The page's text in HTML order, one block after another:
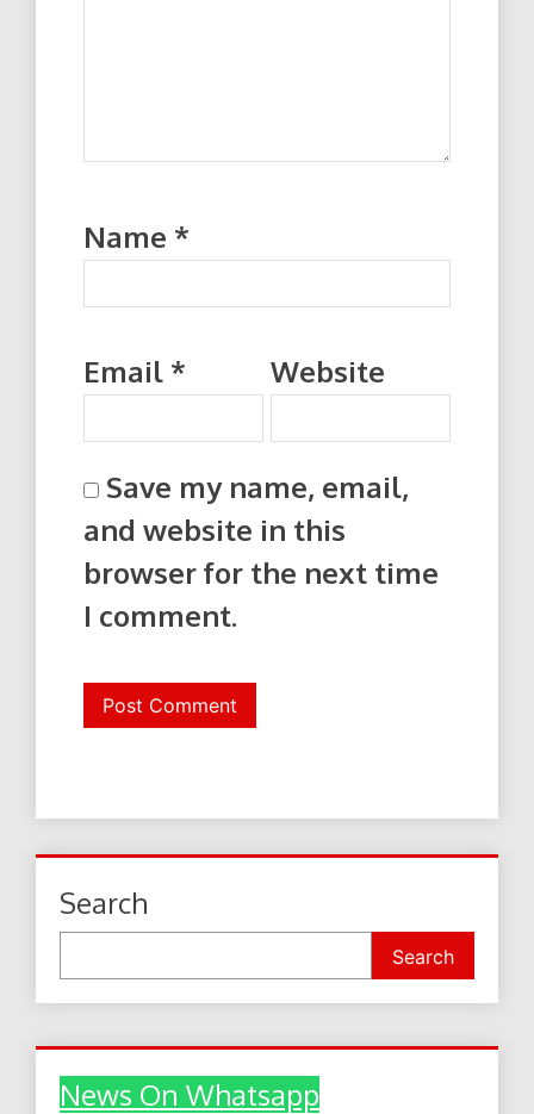
Name *
Email * Website
Save my name, email,
and website in this
browser for the next time
I comment.
Search
Search
News On Whatsapp